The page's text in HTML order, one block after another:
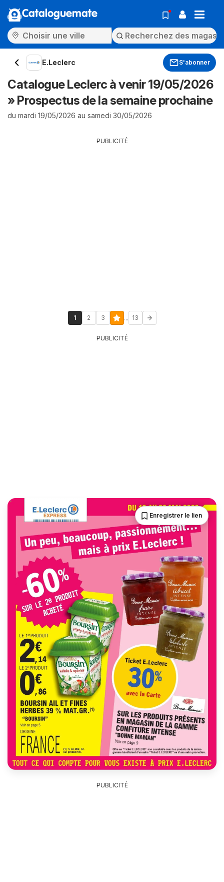
Cataloguemate
E.Leclerc S'abonner
Catalogue Leclerc à venir 19/05/2026
» Prospectus de la semaine prochaine
du mardi 19/05/2026 au samedi 30/05/2026
PUBLICITÉ
1 2 3 ... 13
PUBLICITÉ
Enregistrer le lien
PUBLICITÉ